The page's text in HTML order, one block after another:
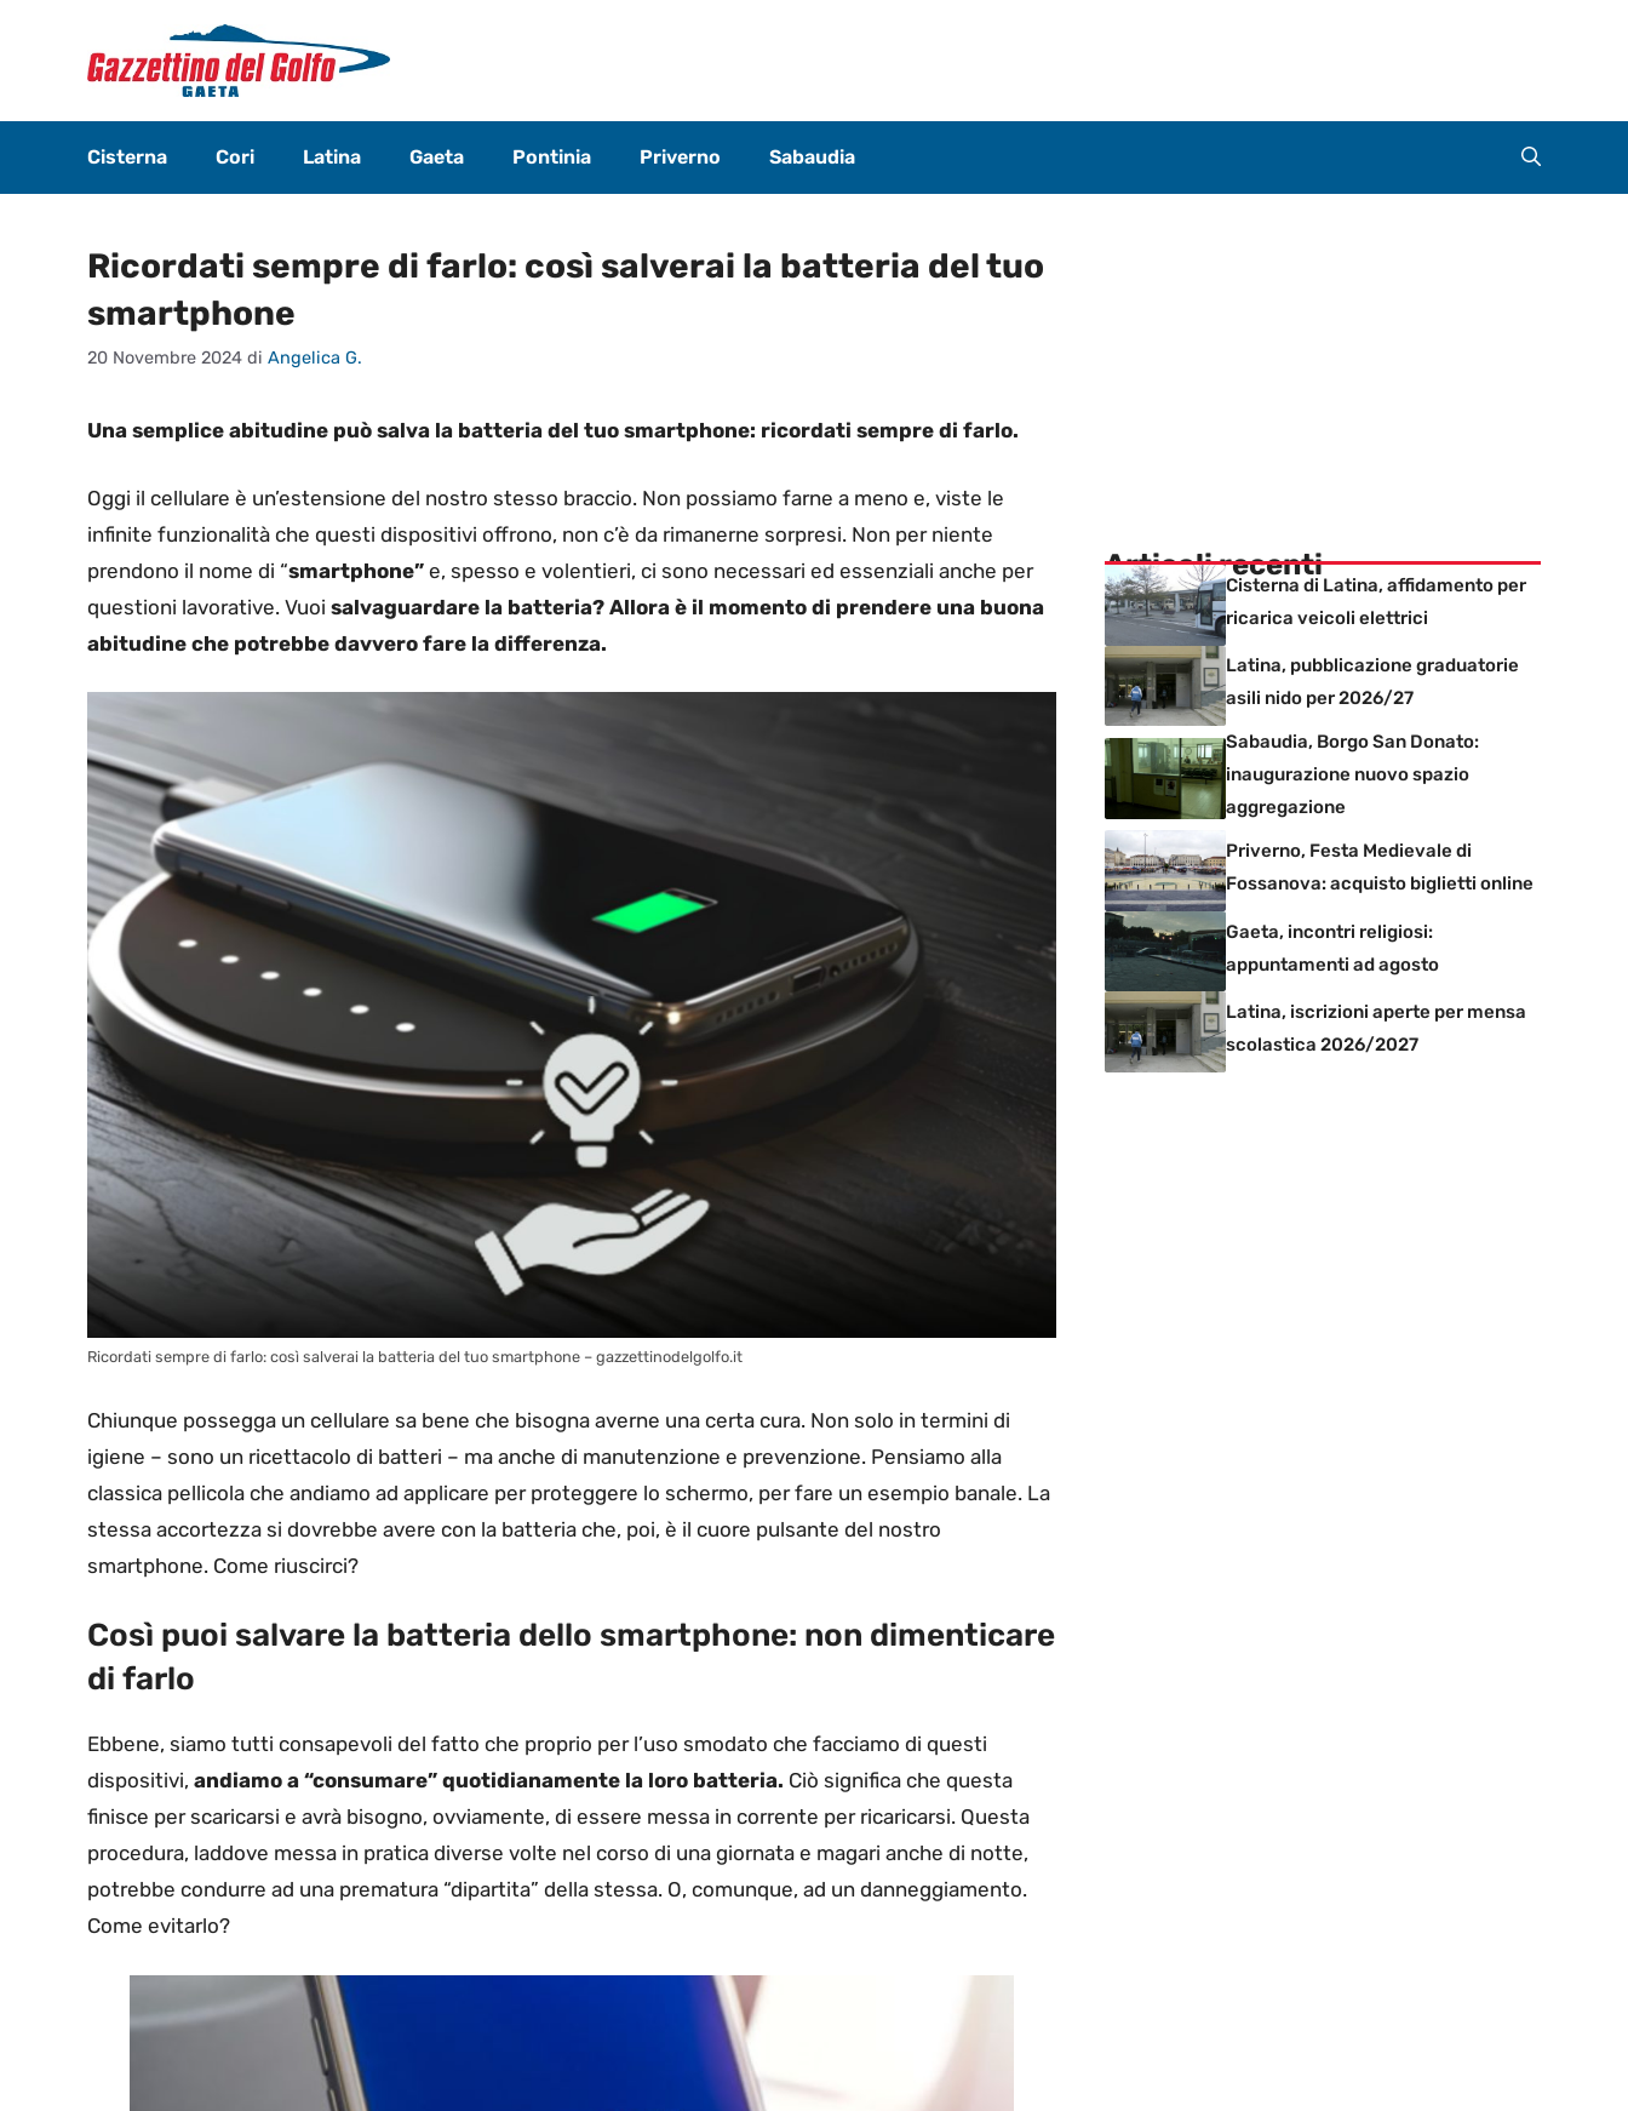
contenuto
Cisterna Cori Latina Gaeta Pontinia Priverno Sabaudia
Ricordati sempre di farlo: così salverai la batteria del tuo
smartphone
20 Novembre 2024 di Angelica G.
Una semplice abitudine può salva la batteria del tuo smartphone: ricordati sempre di farlo.
Oggi il cellulare è un’estensione del nostro stesso braccio. Non possiamo farne a meno e, viste le
infinite funzionalità che questi dispositivi offrono, non c’è da rimanerne sorpresi. Non per niente
prendono il nome di “smartphone” e, spesso e volentieri, ci sono necessari ed essenziali anche per
questioni lavorative. Vuoi salvaguardare la batteria? Allora è il momento di prendere una buona
abitudine che potrebbe davvero fare la differenza.
Ricordati sempre di farlo: così salverai la batteria del tuo smartphone – gazzettinodelgolfo.it
Chiunque possegga un cellulare sa bene che bisogna averne una certa cura. Non solo in termini di
igiene – sono un ricettacolo di batteri – ma anche di manutenzione e prevenzione. Pensiamo alla
classica pellicola che andiamo ad applicare per proteggere lo schermo, per fare un esempio banale. La
stessa accortezza si dovrebbe avere con la batteria che, poi, è il cuore pulsante del nostro
smartphone. Come riuscirci?
Così puoi salvare la batteria dello smartphone: non dimenticare
di farlo
Ebbene, siamo tutti consapevoli del fatto che proprio per l’uso smodato che facciamo di questi
dispositivi, andiamo a “consumare” quotidianamente la loro batteria. Ciò significa che questa
finisce per scaricarsi e avrà bisogno, ovviamente, di essere messa in corrente per ricaricarsi. Questa
procedura, laddove messa in pratica diverse volte nel corso di una giornata e magari anche di notte,
potrebbe condurre ad una prematura “dipartita” della stessa. O, comunque, ad un danneggiamento.
Come evitarlo?
Articoli recenti
Cisterna di Latina, affidamento per
ricarica veicoli elettrici
Latina, pubblicazione graduatorie
asili nido per 2026/27
Sabaudia, Borgo San Donato:
inaugurazione nuovo spazio
aggregazione
Priverno, Festa Medievale di
Fossanova: acquisto biglietti online
Gaeta, incontri religiosi:
appuntamenti ad agosto
Latina, iscrizioni aperte per mensa
scolastica 2026/2027